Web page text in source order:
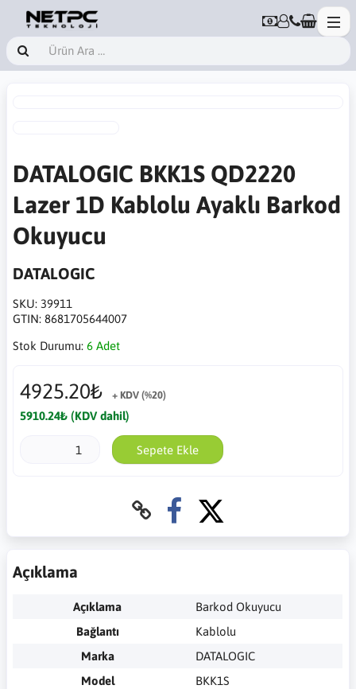
DATALOGIC BKK1S QD2220
Lazer 1D Kablolu Ayaklı Barkod
Okuyucu
DATALOGIC
SKU: 39911
GTIN: 8681705644007
Stok Durumu: 6 Adet
4925.20₺ + KDV (%20)
5910.24₺ (KDV dahil)
Sepete Ekle
Açıklama
Açıklama
Barkod Okuyucu
Bağlantı
Kablolu
Marka
DATALOGIC
Model
BKK1S